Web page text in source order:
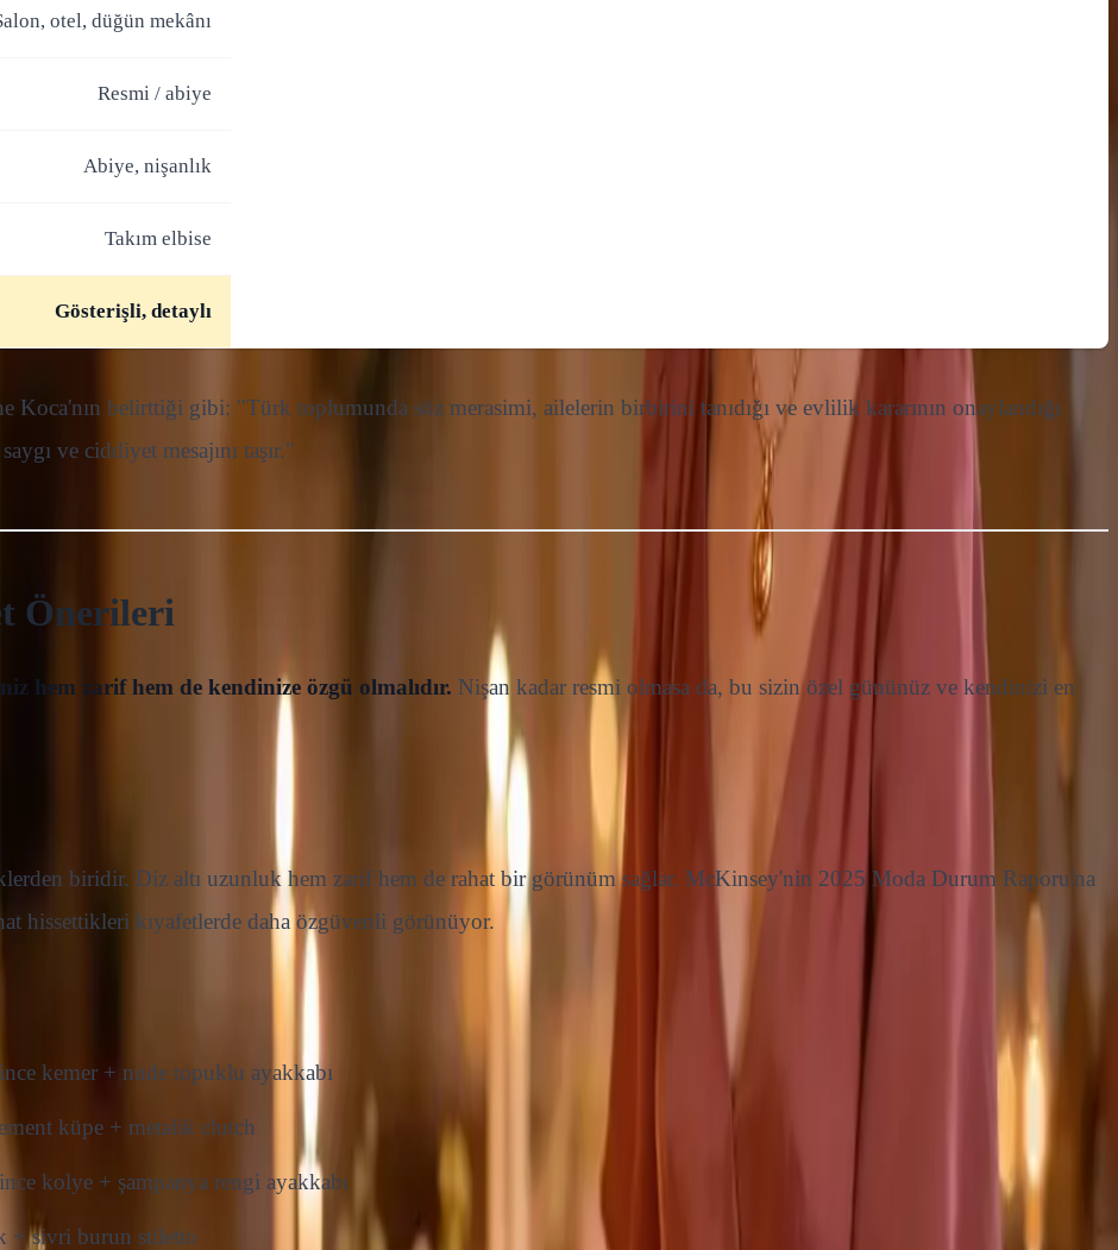
otel, düğün mekânı
Resmi / abiye
Abiye, nişanlık
Takım elbise
Gösterişli, detaylı
Koca'nın belirttiği gibi: "Türk toplumunda söz merasimi, ailelerin birbirini tanıdığı ve evlilik kararının onaylandığı
ve ciddiyet mesajını taşır."
Önerileri
hem zarif hem de kendinize özgü olmalıdır. Nişan kadar resmi olmasa da, bu sizin özel gününüz ve kendinizi en
biridir. Diz altı uzunluk hem zarif hem de rahat bir görünüm sağlar. McKinsey'nin 2025 Moda Durum Raporu'na
hissettikleri kıyafetlerde daha özgüvenli görünüyor.
kemer + nude topuklu ayakkabı
küpe + metalik clutch
kolye + şampanya rengi ayakkabı
+ sivri burun stiletto